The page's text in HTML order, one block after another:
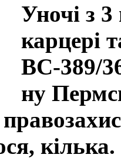
Уночі з
карцері
ВС-389/
ну